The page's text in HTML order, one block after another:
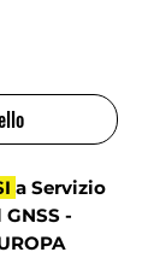
a Servizio
-